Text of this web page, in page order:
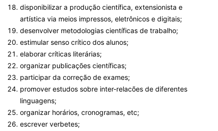
disponibilizar a produção científica, extensionista e
artística via meios impressos, eletrônicos e digitais;
desenvolver metodologias científicas de trabalho;
estimular senso crítico dos alunos;
elaborar críticas literárias;
organizar publicações científicas;
participar da correção de exames;
promover estudos sobre inter-relacões de diferentes
linguagens;
organizar horários, cronogramas, etc;
escrever verbetes;